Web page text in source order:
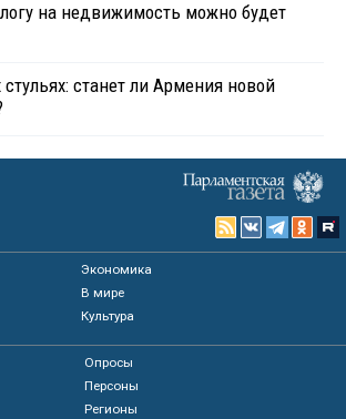
на недвижимость можно будет
станет ли Армения новой
Экономика
В мире
Культура
Опросы
Персоны
Регионы